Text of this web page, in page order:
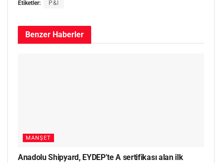
Etiketler: P&I
Benzer Haberler
MANŞET
Anadolu Shipyard, EYDEP’te A sertifikası alan ilk